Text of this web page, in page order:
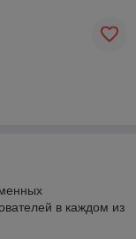
в каждом из